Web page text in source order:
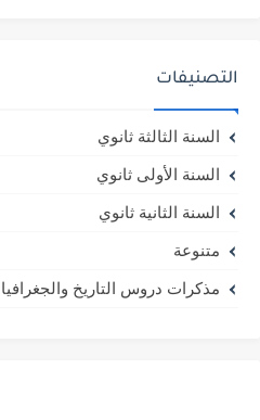
التصنيفات
السنة الثالثة ثانوي
السنة الأولى ثانوي
السنة الثانية ثانوي
متنوعة
مذكرات دروس التاريخ والجغرافيا